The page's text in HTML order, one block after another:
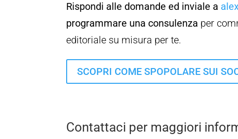
Rispondi alle domande ed inviale a
programmare una consulenza per
editoriale su misura per te.
SCOPRI COME SPOPOLARE SUI
Contattaci per maggiori